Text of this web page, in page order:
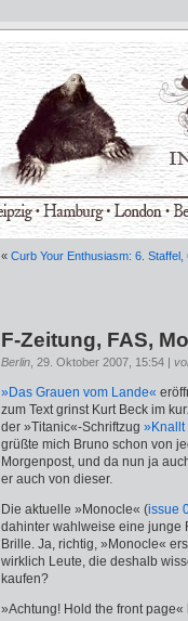
« Curb Your Enthusiasm: 6. Staffel,
F-Zeitung, FAS,
Berlin , 29. Oktober 2007, 15:54 |
»Das Grauen vom Lande«
zum Text grinst Kurt Beck im
der »Titanic«-Schriftzug »Knallt
grüßte mich Bruno schon von
Morgenpost, und da nun ja
er auch von dieser.
Die aktuelle »Monocle« (issue
dahinter wahlweise eine junge
Brille. Ja, richtig, »Monocle«
wirklich Leute, die deshalb
kaufen?
»Achtung! Hold the front